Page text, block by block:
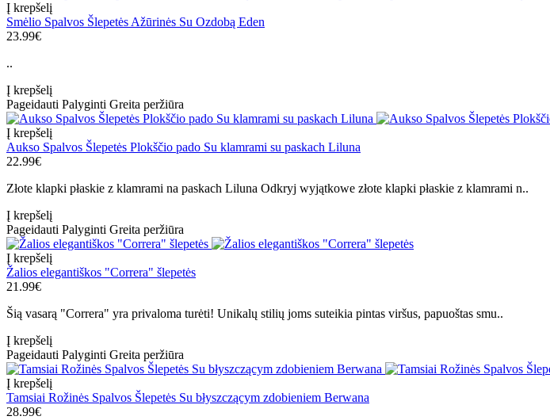
Į krepšelį
Smėlio Spalvos Šlepetės Ažūrinės Su Ozdobą Eden
23.99€
..
Į krepšelį
Pageidauti Palyginti Greita peržiūra
Į krepšelį
Aukso Spalvos Šlepetės Plokščio pado Su klamrami su paskach Liluna
22.99€
Złote klapki płaskie z klamrami na paskach Liluna Odkryj wyjątkowe złote klapki płaskie z klamrami n..
Į krepšelį
Pageidauti Palyginti Greita peržiūra
Į krepšelį
Žalios elegantiškos "Correra" šlepetės
21.99€
Šią vasarą "Correra" yra privaloma turėti! Unikalų stilių joms suteikia pintas viršus, papuoštas smu..
Į krepšelį
Pageidauti Palyginti Greita peržiūra
Į krepšelį
Tamsiai Rožinės Spalvos Šlepetės Su błyszczącym zdobieniem Berwana
28.99€